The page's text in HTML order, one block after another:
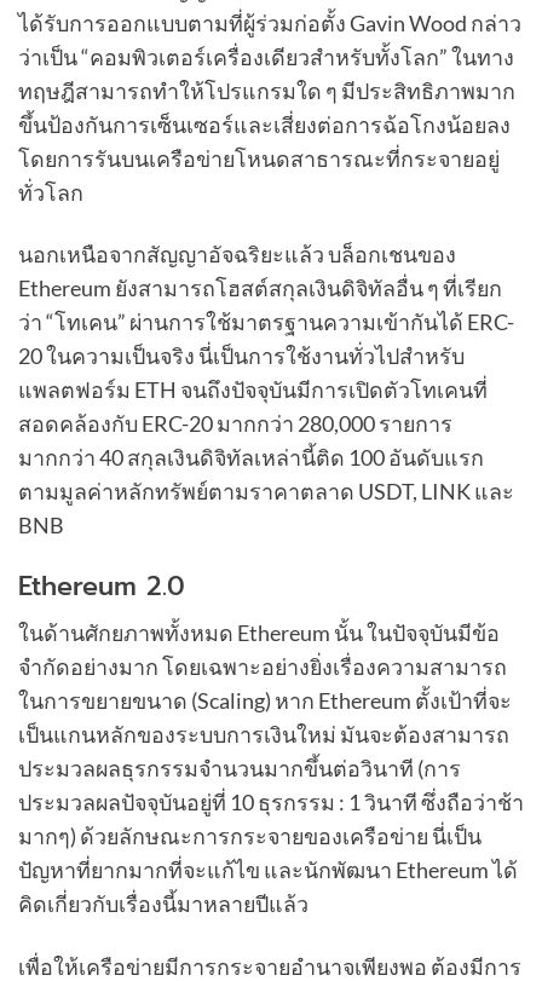
ได้รับการออกแบบตามที่ผู้ร่วมก่อตั้ง Gavin Wood กล่าว
ว่าเป็น “คอมพิวเตอร์เครื่องเดียวสำหรับทั้งโลก” ในทาง
ทฤษฎีสามารถทำให้โปรแกรมใด ๆ มีประสิทธิภาพมาก
ขึ้นป้องกันการเซ็นเซอร์และเสี่ยงต่อการฉ้อโกงน้อยลง
โดยการรันบนเครือข่ายโหนดสาธารณะที่กระจายอยู่
ทั่วโลก
นอกเหนือจากสัญญาอัจฉริยะแล้ว บล็อกเชนของ
Ethereum ยังสามารถโฮสต์สกุลเงินดิจิทัลอื่น ๆ ที่เรียก
ว่า “โทเคน” ผ่านการใช้มาตรฐานความเข้ากันได้ ERC-
20 ในความเป็นจริง นี่เป็นการใช้งานทั่วไปสำหรับ
แพลตฟอร์ม ETH จนถึงปัจจุบันมีการเปิดตัวโทเคนที่
สอดคล้องกับ ERC-20 มากกว่า 280,000 รายการ
มากกว่า 40 สกุลเงินดิจิทัลเหล่านี้ติด 100 อันดับแรก
ตามมูลค่าหลักทรัพย์ตามราคาตลาด USDT, LINK และ
BNB
Ethereum 2.0
ในด้านศักยภาพทั้งหมด Ethereum นั้น ในปัจจุบันมีข้อ
จำกัดอย่างมาก โดยเฉพาะอย่างยิ่งเรื่องความสามารถ
ในการขยายขนาด (Scaling) หาก Ethereum ตั้งเป้าที่จะ
เป็นแกนหลักของระบบการเงินใหม่ มันจะต้องสามารถ
ประมวลผลธุรกรรมจำนวนมากขึ้นต่อวินาที (การ
ประมวลผลปัจจุบันอยู่ที่ 10 ธุรกรรม : 1 วินาที ซึ่งถือว่าช้า
มากๆ) ด้วยลักษณะการกระจายของเครือข่าย นี่เป็น
ปัญหาที่ยากมากที่จะแก้ไข และนักพัฒนา Ethereum ได้
คิดเกี่ยวกับเรื่องนี้มาหลายปีแล้ว
เพื่อให้เครือข่ายมีการกระจายอำนาจเพียงพอ ต้องมีการ